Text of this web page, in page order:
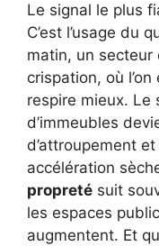
Le signal le plus
C’est l’usage du
matin, un
crispation, où
respire mieux. Le
d’immeubles
d’attroupement
accélération
propreté suit
les espaces
augmentent. Et